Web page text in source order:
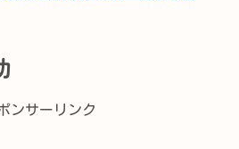
ンサーリンク